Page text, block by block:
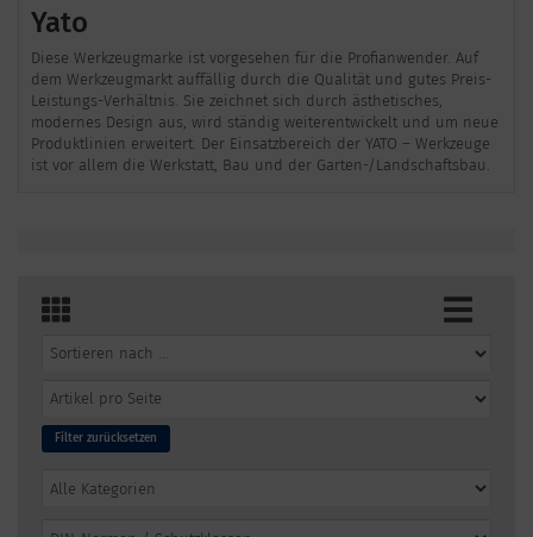
Yato
Diese Werkzeugmarke ist vorgesehen für die Profianwender. Auf
dem Werkzeugmarkt auffällig durch die Qualität und gutes Preis-
Leistungs-Verhältnis. Sie zeichnet sich durch ästhetisches,
modernes Design aus, wird ständig weiterentwickelt und um neue
Produktlinien erweitert. Der Einsatzbereich der YATO – Werkzeuge
ist vor allem die Werkstatt, Bau und der Garten-/Landschaftsbau.
Filter zurücksetzen